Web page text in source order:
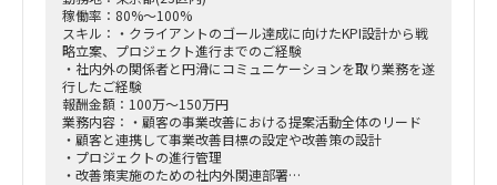
■勤務地
・現在は在宅勤務中心、コロナが落ち着き次第週1-2程度府中
への出勤の可能性あり
・顧客の要望次第では山梨、宮城、九州など遠隔地への出張の
可能性もあり
■期間
・2021年6月-9月
・2021年6月は、契約手続き完了後から
稼働率：80%～100%
スキル：・クライアントのゴール達成に向けたKPI設計から戦
略立案、プロジェクト進行までのご経験
・社内外の関係者と円滑にコミュニケーションを取り業務を遂
行したご経験
報酬金額：100万～150万円
業務内容：・顧客の事業改善における提案活動全体のリード
・顧客と連携して事業改善目標の設定や改善策の設計
・プロジェクトの進行管理
・改善策実施のための社内外関連部署